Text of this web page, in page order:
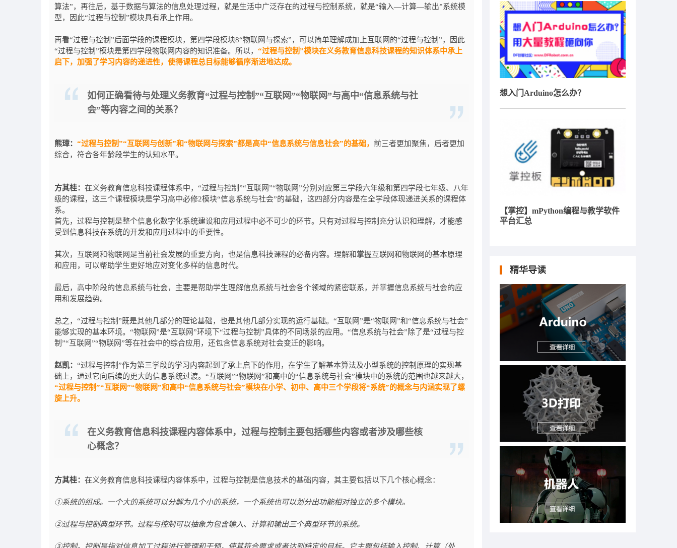
算法”，再往后，基于数据与算法的信息处理过程，就是生活中广泛存在的过程与控制系统，就是“输入—计算—输出”系统模
型，因此“过程与控制”模块具有承上作用。
再看“过程与控制”后面学段的课程模块，第四学段模块8“物联网与探索”，可以简单理解成加上互联网的“过程与控制”，因此
“过程与控制”模块是第四学段物联网内容的知识准备。所以， “过程与控制”模块在义务教育信息科技课程的知识体系中承上
启下，加强了学习内容的递进性，使得课程总目标能够循序渐进地达成。
如何正确看待与处理义务教育“过程与控制”“互联网”“物联网”与高中“信息系统与社
会”等内容之间的关系？
熊璋： “过程与控制”“互联网与创新”和“物联网与探索”都是高中“信息系统与信息社会”的基础， 前三者更加聚焦，后者更加
综合，符合各年龄段学生的认知水平。
方其桂： 在义务教育信息科技课程体系中，“过程与控制”“互联网”“物联网”分别对应第三学段六年级和第四学段七年级、八年
级的课程，这三个课程模块是学习高中必修2模块“信息系统与社会”的基础，这四部分内容是在全学段体现递进关系的课程体
系。
首先，过程与控制是整个信息化数字化系统建设和应用过程中必不可少的环节。只有对过程与控制充分认识和理解，才能感
受到信息科技在系统的开发和应用过程中的重要性。
其次，互联网和物联网是当前社会发展的重要方向，也是信息科技课程的必备内容。理解和掌握互联网和物联网的基本原理
和应用，可以帮助学生更好地应对变化多样的信息时代。
最后，高中阶段的信息系统与社会，主要是帮助学生理解信息系统与社会各个领域的紧密联系，并掌握信息系统与社会的应
用和发展趋势。
总之，“过程与控制”既是其他几部分的理论基础，也是其他几部分实现的运行基础。“互联网”是“物联网”和“信息系统与社会”
能够实现的基本环境。“物联网”是“互联网”环境下“过程与控制”具体的不同场景的应用。“信息系统与社会”除了是“过程与控
制”“互联网”“物联网”等在社会中的综合应用，还包含信息系统对社会变迁的影响。
赵凯： “过程与控制”作为第三学段的学习内容起到了承上启下的作用，在学生了解基本算法及小型系统的控制原理的实现基
础上，通过它向后续的更大的信息系统过渡。“互联网”“物联网”和高中的“信息系统与社会”模块中的系统的范围也越来越大，
“过程与控制”“互联网”“物联网”和高中“信息系统与社会”模块在小学、初中、高中三个学段将“系统”的概念与内涵实现了螺
旋上升。
在义务教育信息科技课程内容体系中，过程与控制主要包括哪些内容或者涉及哪些核
心概念？
方其桂： 在义务教育信息科技课程内容体系中，过程与控制是信息技术的基础内容，其主要包括以下几个核心概念：
①系统的组成。一个大的系统可以分解为几个小的系统，一个系统也可以划分出功能相对独立的多个模块。
②过程与控制典型环节。过程与控制可以抽象为包含输入、计算和输出三个典型环节的系统。
③控制。控制是指对信息加工过程进行管理和干预，使其符合要求或者达到特定的目标。它主要包括输入控制、计算（处
想入门Arduino怎么办？
【掌控】mPython编程与教学软件
平台汇总
精华导读